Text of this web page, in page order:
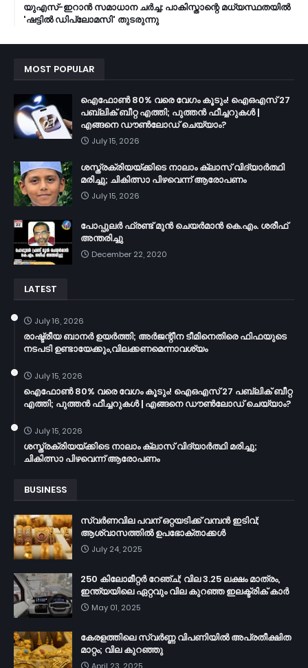
യുഎസ്-ഇറാൻ സമാധാന ചർച്ച: പാകിസ്താന്റെ മധ്യസ്ഥതയിൽ
'ഷട്ടിൽ ഡിപ്ലോമസി' തുടരുന്നു
MOST POPULAR
ഐഫോൺ 80% വരെ വേഗം കൂടും! ഐഒഎസ് 27
പബ്ലിക് ബീറ്റ എത്തി; പുത്തൻ ഫീച്ചറുകൾ |
എങ്ങനെ ഡൗൺലോഡ് ചെയ്യാം?
July 15, 2026
ശസ്ത്രക്രിയയ്ക്കിടെ നാലാം ക്ലാസ് വിദ്യാർത്ഥി
മരിച്ചു; ചികിത്സാ പിഴവെന്ന് ആരോപണം
July 15, 2026
പോപ്പുലർ ഫ്രണ്ട്​ മുൻ ചെയർമാൻ കെ.എം. ശരീഫ്​
അന്തരിച്ചു
December 22, 2020
LATEST
July 16, 2026
രാഷ്ട്രീയ ബാനർ ഉയർത്തി; അർജന്റീന ടീമിനെതിരെ ഫിഫയുടെ
നടപടി ഉണ്ടായേക്കും,വിലക്കണമെന്നാവശ്യം
July 15, 2026
ഐഫോൺ 80% വരെ വേഗം കൂടും! ഐഒഎസ് 27 പബ്ലിക് ബീറ്റ
എത്തി; പുത്തൻ ഫീച്ചറുകൾ | എങ്ങനെ ഡൗൺലോഡ് ചെയ്യാം?
July 15, 2026
ശസ്ത്രക്രിയയ്ക്കിടെ നാലാം ക്ലാസ് വിദ്യാർത്ഥി മരിച്ചു;
ചികിത്സാ പിഴവെന്ന് ആരോപണം
BUSINESS
സ്വർണവില പവന് ഒറ്റയടിക്ക് വമ്പൻ ഇടിവ്;
ആശ്വാസത്തിൽ ഉപഭോക്താക്കൾ
July 24, 2025
250 കിലോമീറ്റർ റേഞ്ച്; വില 3.25 ലക്ഷം മാത്രം,
ഇന്ത്യയിലെ ഏറ്റവും വില കുറഞ്ഞ ഇലക്ട്രിക് കാർ
May 01, 2025
കേരളത്തിലെ സ്വർണ്ണ വിപണിയിൽ അപ്രതീക്ഷിത
മാറ്റം; വില കുറഞ്ഞു